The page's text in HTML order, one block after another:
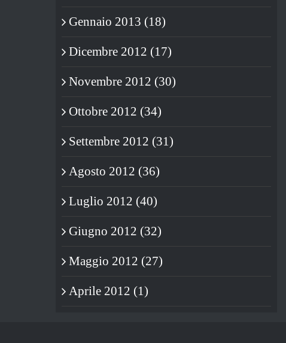
Gennaio 2013 (18)
Dicembre 2012 (17)
Novembre 2012 (30)
Ottobre 2012 (34)
Settembre 2012 (31)
Agosto 2012 (36)
Luglio 2012 (40)
Giugno 2012 (32)
Maggio 2012 (27)
Aprile 2012 (1)